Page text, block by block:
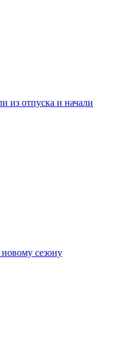
из отпуска и начали
новому сезону